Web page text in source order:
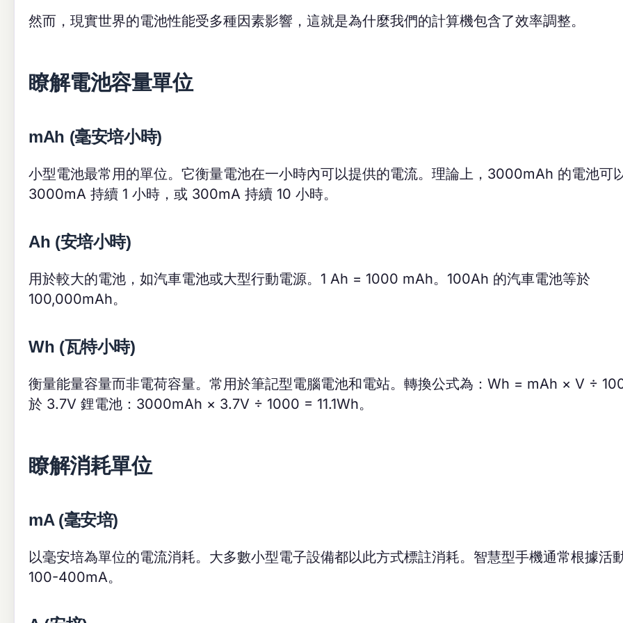
然而，現實世界的電池性能受多種因素影響，這就是為什麼我們的計算機包含了效率調整。
瞭解電池容量單位
mAh (毫安培小時)
小型電池最常用的單位。它衡量電池在一小時內可以提供的電流。理論上，3000mAh 的電池可
3000mA 持續 1 小時，或 300mA 持續 10 小時。
Ah (安培小時)
用於較大的電池，如汽車電池或大型行動電源。1 Ah = 1000 mAh。100Ah 的汽車電池等於
100,000mAh。
Wh (瓦特小時)
衡量能量容量而非電荷容量。常用於筆記型電腦電池和電站。轉換公式為：Wh = mAh × V ÷
於 3.7V 鋰電池：3000mAh × 3.7V ÷ 1000 = 11.1Wh。
瞭解消耗單位
mA (毫安培)
以毫安培為單位的電流消耗。大多數小型電子設備都以此方式標註消耗。智慧型手機通常根據活
100-400mA。